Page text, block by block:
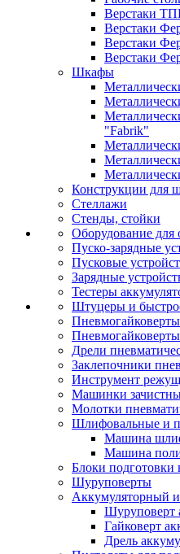
Верстаки
Верстаки
Верстаки
Верстаки
Шкафы
"Fabrik"
Конструкции для
Стеллажи
Стенды, стойки
Оборудование
Пуско-зарядные
Пусковые
Зарядные
Тестеры
Штуцеры и
Пневмогайковерты
Дрели
Заклепочники
Инструмент
Машинки
Молотки
Шлифовальные и
Машина
Машина
Блоки подготовки
Шуруповерты
Аккумуляторный
Шуруповерт
Гайковерт
Дрель